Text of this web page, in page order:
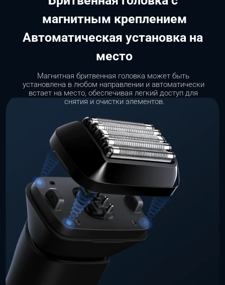
магнитным креплением
Автоматическая установка на
место
Магнитная бритвенная головка может быть
установлена в любом направлении и автоматически
встает на место, обеспечивая легкий доступ для
снятия и очистки элементов.